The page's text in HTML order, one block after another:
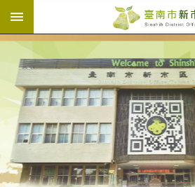
跳到主要內容區塊